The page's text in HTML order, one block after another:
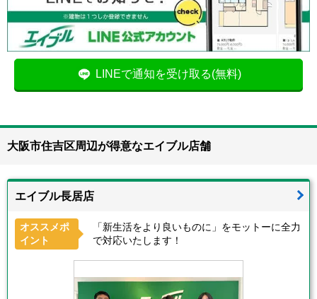
LINEで通知を受け取る(無料)
大阪市住吉区周辺が得意なエイブル店舗
エイブル長居店
オススメポ
イント
「新生活をより良いものに」をモットーに全力
で対応いたします！